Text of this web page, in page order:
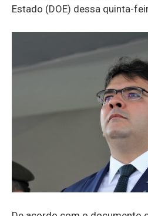
Estado (DOE) dessa quinta-